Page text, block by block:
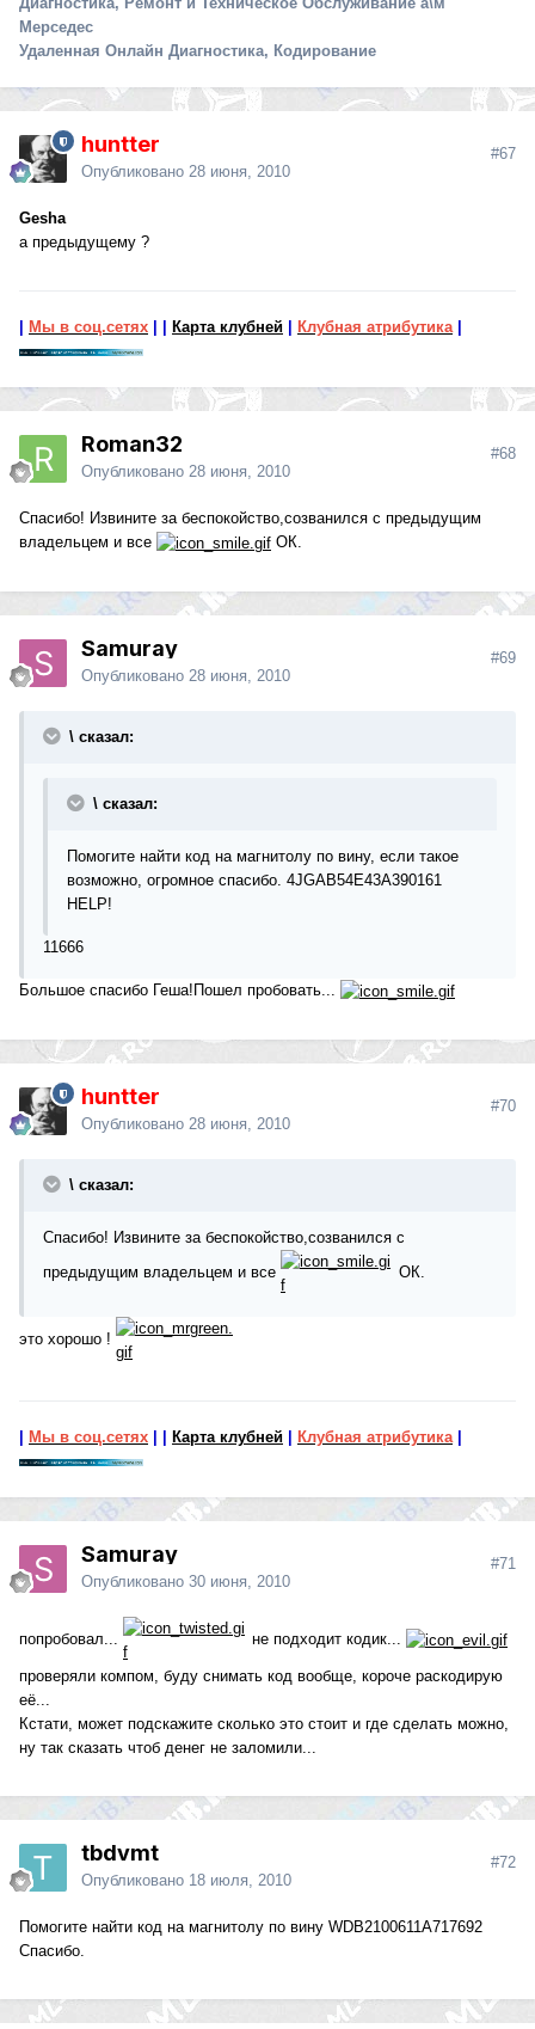
Мерседес
Удаленная Онлайн Диагностика, Кодирование
huntter
Опубликовано 28 июня, 2010
#67
Gesha
а предыдущему ?
Мы в соц.сетях Карта клубней Клубная атрибутика|
Roman32
Опубликовано 28 июня, 2010
#68
Спасибо! Извините за беспокойство,созванился с предыдущим
владельцем и все
ОК.
Samuray
Опубликовано 28 июня, 2010
#69
\ сказал:
\ сказал:
Помогите найти код на магнитолу по вину, если такое
возможно, огромное спасибо. 4JGAB54E43A390161
HELP!
11666
Большое спасибо Геша!Пошел пробовать...
huntter
Опубликовано 28 июня, 2010
#70
\ сказал:
Спасибо! Извините за беспокойство,созванился с
предыдущим владельцем и все
ОК.
это хорошо !
Мы в соц.сетях Карта клубней Клубная атрибутика|
Samuray
Опубликовано 30 июня, 2010
#71
попробовал... не подходит кодик...
проверяли компом, буду снимать код вообще, короче раскодирую
её...
Кстати, может подскажите сколько это стоит и где сделать можно,
ну так сказать чтоб денег не заломили...
tbdvmt
Опубликовано 18 июля, 2010
#72
Помогите найти код на магнитолу по вину WDB2100611A717692
Cпасибо.